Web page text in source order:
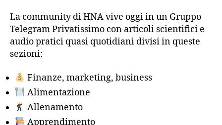
La community di HNA vive oggi in un Gruppo
Telegram Privatissimo con articoli scientifici e
audio pratici quasi quotidiani divisi in queste
sezioni:
Finanze, marketing, business
Alimentazione
Allenamento
Apprendimento